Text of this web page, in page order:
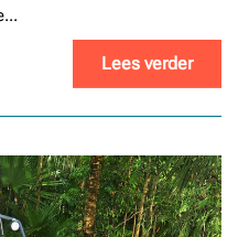
Lees verder